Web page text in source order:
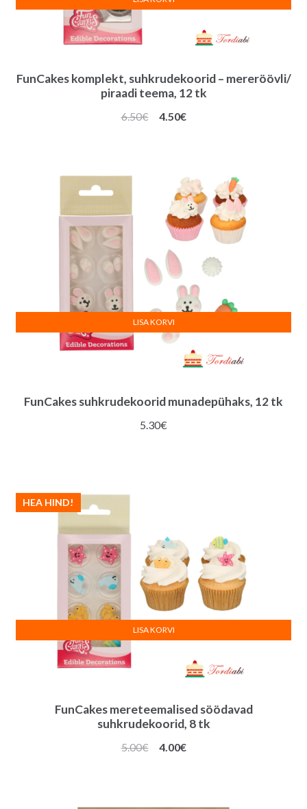
FunCakes komplekt, suhkrudekoorid – mereröövli/
piraadi teema, 12 tk
6.50€
Algne
4.50€Praegune
FunCakes suhkrudekoorid munadepühaks, 12 tk
5.30€
LISA KORVI
FunCakes mereteemalised söödavad
suhkrudekoorid, 8 tk
HEA HIND!
5.00€
Algne
4.00€Praegune
LISA KORVI